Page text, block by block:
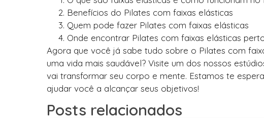
Benefícios do Pilates com faixas elásticas
Quem pode fazer Pilates com faixas elásticas
Onde encontrar Pilates com faixas elásticas
Agora que você já sabe tudo sobre o Pilates com
uma vida mais saudável? Visite um dos nossos
vai transformar seu corpo e mente. Estamos te
ajudar você a alcançar seus objetivos!
Posts relacionados